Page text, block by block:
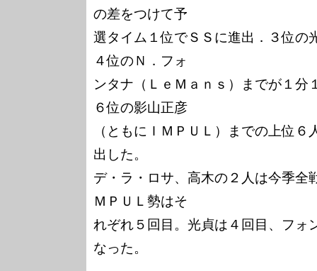
の差をつけて予
選タイム１位でＳＳに進出．３位の
４位のＮ．フォ
ンタナ（ＬｅＭａｎｓ）までが１分
６位の影山正彦
（ともにＩＭＰＵＬ）までの上位
出した。
デ・ラ・ロサ、高木の２人は今季全
ＭＰＵＬ勢はそ
れぞれ５回目。光貞は４回目、フォ
なった。